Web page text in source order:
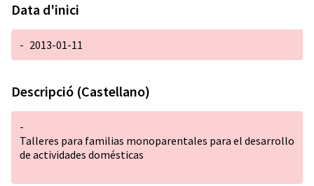
Data d'inici
- 2013-01-11
Descripció (Castellano)
-
Talleres para familias monoparentales para el desarrollo
de actividades domésticas